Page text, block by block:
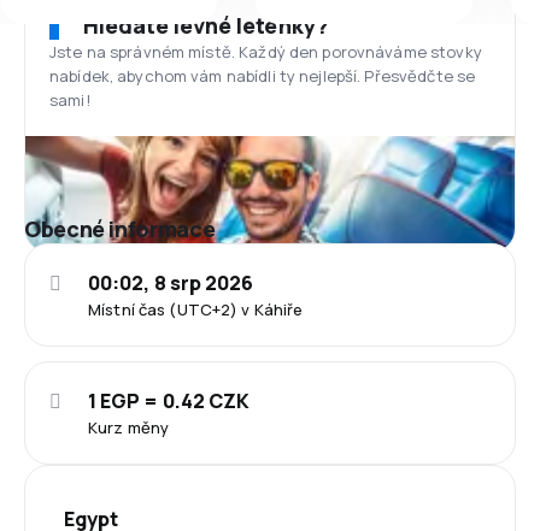
Hledáte levné letenky?
Jste na správném místě. Každý den porovnáváme stovky
nabídek, abychom vám nabídli ty nejlepší. Přesvědčte se
sami!
Obecné informace
Místní čas (UTC+2) v Káhiře
00:02, 8 srp 2026
Kurz měny
1 EGP = 0.42 CZK
Egypt